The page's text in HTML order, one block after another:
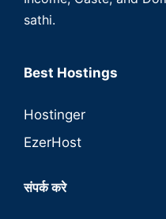
sathi.
Best Hostings
Hostinger
EzerHost
संपर्क करे